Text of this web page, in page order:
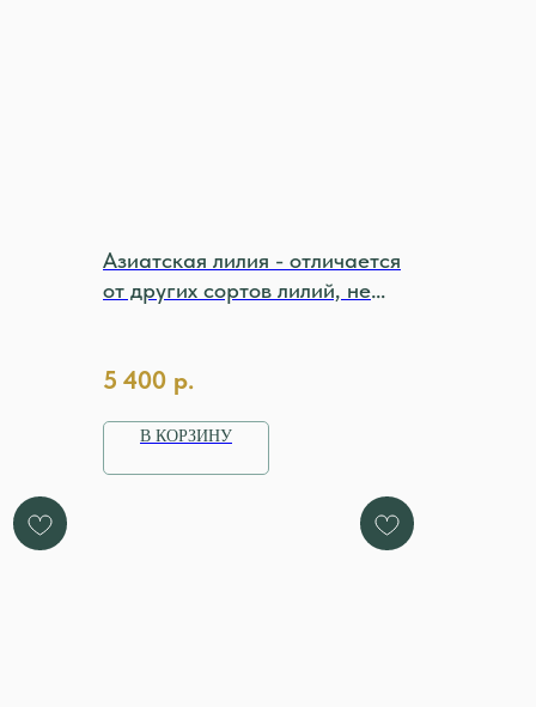
Азиатская лилия - отличается
от других сортов лилий, не
5 400 р.
В КОРЗИНУ